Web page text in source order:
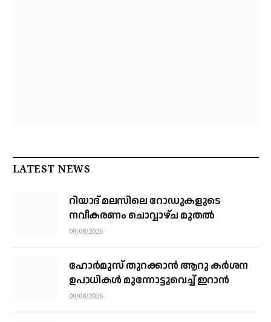
LATEST NEWS
റിയാദ് മലസിലെ റോഡുകളുടെ
നവീകരണം ചൊവ്വാഴ്ച മുതല്‍
09/08/2026
ഹോർമുസ് തുറക്കാൻ ആറു കർശന
ഉപാധികൾ മുന്നോട്ടുവെച്ച് ഇറാൻ
09/08/2026